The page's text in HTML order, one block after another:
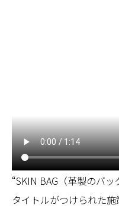
“SKIN BAG（革製のバ
タイトルがつけられた